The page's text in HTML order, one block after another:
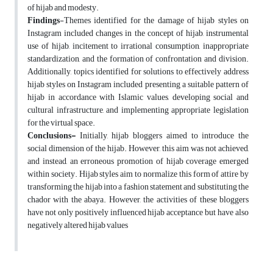
of hijab and modesty.
Findings-Themes identified for the damage of hijab styles on
Instagram included changes in the concept of hijab, instrumental
use of hijab, incitement to irrational consumption, inappropriate
standardization, and the formation of confrontation and division.
Additionally, topics identified for solutions to effectively address
hijab styles on Instagram included presenting a suitable pattern of
hijab in accordance with Islamic values, developing social and
cultural infrastructure, and implementing appropriate legislation
for the virtual space.
Conclusions- Initially, hijab bloggers aimed to introduce the
social dimension of the hijab. However, this aim was not achieved,
and instead, an erroneous promotion of hijab coverage emerged
within society. Hijab styles aim to normalize this form of attire by
transforming the hijab into a fashion statement and substituting the
chador with the abaya. However, the activities of these bloggers
have not only positively influenced hijab acceptance but have also
negatively altered hijab values